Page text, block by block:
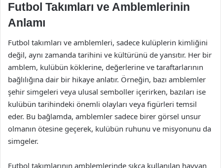
Futbol Takımları ve Amblemlerinin
Anlamı
Futbol takımları ve amblemleri, sadece kulüplerin kimliğini
değil, aynı zamanda tarihini ve kültürünü de yansıtır. Her bir
amblem, kulübün köklerine, değerlerine ve taraftarlarının
bağlılığına dair bir hikaye anlatır. Örneğin, bazı amblemler
şehir simgeleri veya ulusal semboller içerirken, bazıları ise
kulübün tarihindeki önemli olayları veya figürleri temsil
eder. Bu bağlamda, amblemler sadece birer görsel unsur
olmanın ötesine geçerek, kulübün ruhunu ve misyonunu da
simgeler.
Futbol takımlarının amblemlerinde sıkça kullanılan hayvan